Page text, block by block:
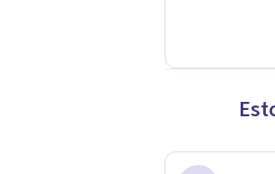
Estoy